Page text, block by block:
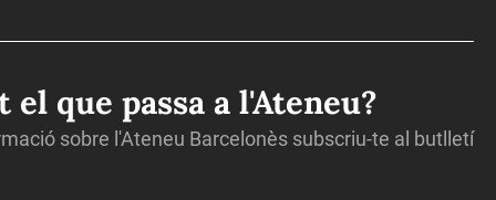
el que passa a l'Ateneu?
sobre l'Ateneu Barcelonès subscriu-te al butlletí